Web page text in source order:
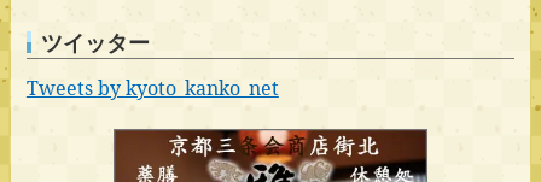
ツイッター
Tweets by kyoto_kanko_net